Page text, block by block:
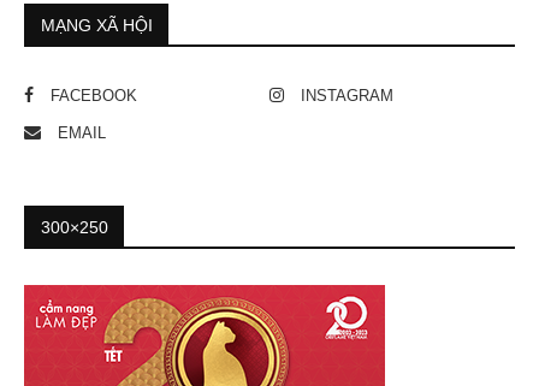
MẠNG XÃ HỘI
FACEBOOK INSTAGRAM
EMAIL
300×250